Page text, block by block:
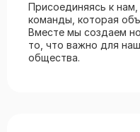
Присоединяясь к
команды, которая
Вместе мы создаем
то, что важно для
общества.